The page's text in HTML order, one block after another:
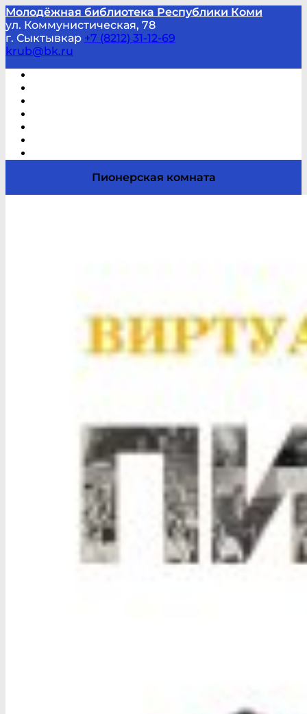
Молодёжная библиотека Республики Коми
ул. Коммунистическая, 78
г. Сыктывкар +7 (8212) 31-12-69
krub@bk.ru
Пионерская комната